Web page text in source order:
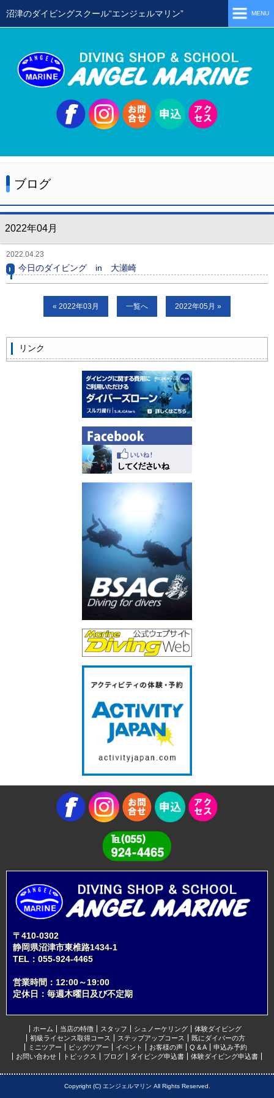
沼津のダイビングスクール“エンジェルマリン” MENU
当店の特徴
スクールメニュー
ステップアップコース
ミニツアー
ビッグツアー
イベント
Q & A
ブログ
2022年04月
2022.04.23
今日のダイビング in 大瀬崎
« 2022年03月 一覧へ 2022年05月 »
リンク
〒410-0302
静岡県沼津市東椎路1434-1
TEL： 055-924-4465
営業時間：12:00～19:00
定休日：毎週木曜日及び不定期
ホーム 当店の特徴 スタッフ シュノーケリング
体験ダイビング
初級ライセンス取得コース
ステップアップコース
既にダイバーの方
ミニツアー
ビッグツアー イベント お客様の声 Q & A
申込み予約
お問い合わせ
トピックス ブログ ダイビング申込書 体験ダイビング申込書
Copyright (C) エンジェルマリン All Rights Reserved.